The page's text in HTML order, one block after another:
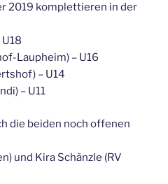
2019 komplettieren in der
Laupheim) – U16
– U14
– U11
die beiden noch offenen
und Kira Schänzle (RV